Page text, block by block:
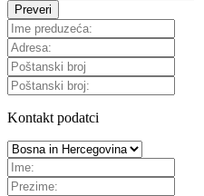
Preveri
Kontakt podatci